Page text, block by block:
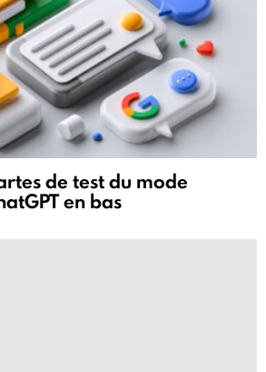
de test du mode
en bas